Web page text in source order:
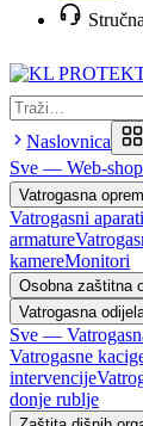
Pretraga
Naslovnica
Sve — Web-shop
Vatrogasna
Vatrogasni aparati
armature
kamereMonitori
Osobna zaštitna
Vatrogasna
Sve —
Vatrogasne
intervencije
donje rublje